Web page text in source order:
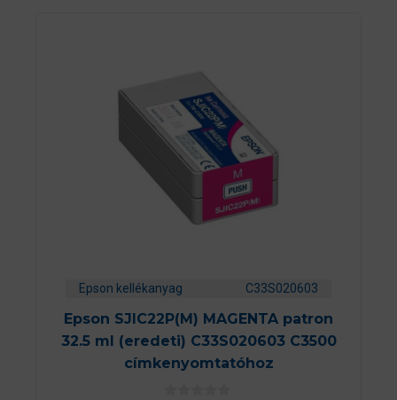
Epson kellékanyag C33S020603
Epson SJIC22P(M) MAGENTA patron
32.5 ml (eredeti) C33S020603 C3500
címkenyomtatóhoz